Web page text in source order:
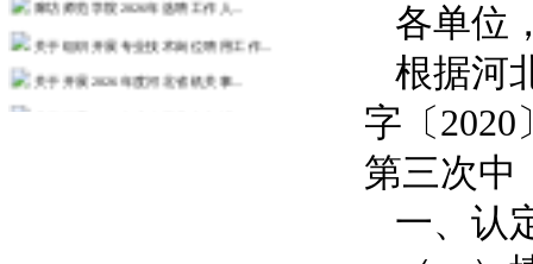
各单位
根据河
字〔
第三次中
一、认